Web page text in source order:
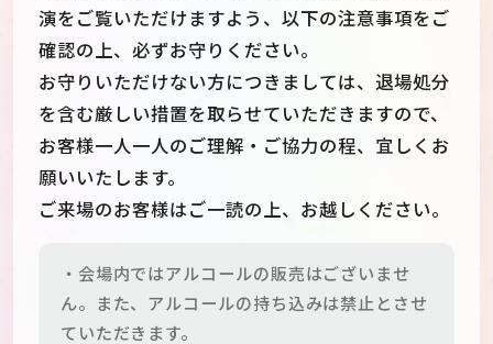
演をご覧いただけますよう、以下の注意事項をご
確認の上、必ずお守りください。
お守りいただけない方につきましては、退場処分
を含む厳しい措置を取らせていただきますので、
お客様一人一人のご理解・ご協力の程、宜しくお
願いいたします。
ご来場のお客様はご一読の上、お越しください。
・会場内ではアルコールの販売はございませ
ん。また、アルコールの持ち込みは禁止とさせ
ていただきます。